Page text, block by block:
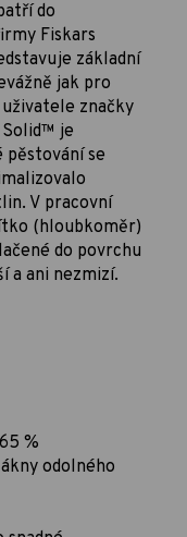
do
Fiskars
základní
jak pro
značky
Solid™ je
se
V pracovní
(hloubkoměr)
do povrchu
a ani nezmizí.
%
odolného